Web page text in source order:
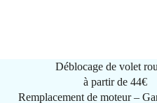
Déblocage de volet
à partir de 44€
Remplacement de moteur –